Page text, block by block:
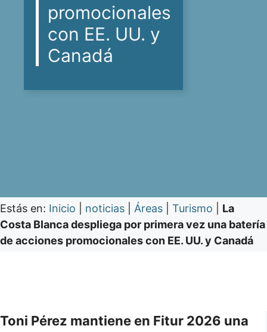
promocionales
con EE. UU. y
Canadá
Estás en: Inicio noticias Áreas Turismo
La
Costa Blanca despliega por primera vez una batería
de acciones promocionales con EE. UU. y Canadá
Toni Pérez mantiene en Fitur 2026 una